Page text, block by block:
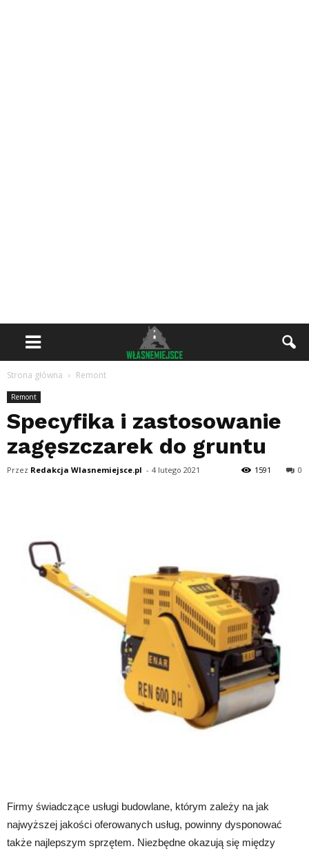
Strona główna Remont
Remont
Specyfika i zastosowanie
zagęszczarek do gruntu
Przez Redakcja Wlasnemiejsce.pl - 4 lutego 2021 0
1591
Firmy świadczące usługi budowlane, którym zależy na jak
najwyższej jakości oferowanych usług, powinny dysponować
także najlepszym sprzętem. Niezbędne okazują się między